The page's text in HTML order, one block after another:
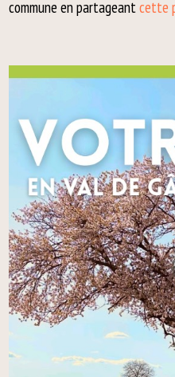
commune en partageantcette